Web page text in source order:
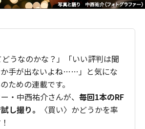
どうなのかな？」「いい評判は聞
か手が出ないよね……」と気にな
ための連載です。
・中西祐介さんが、 毎回1本のRF
し撮り。
〈買い〉かどうかを率